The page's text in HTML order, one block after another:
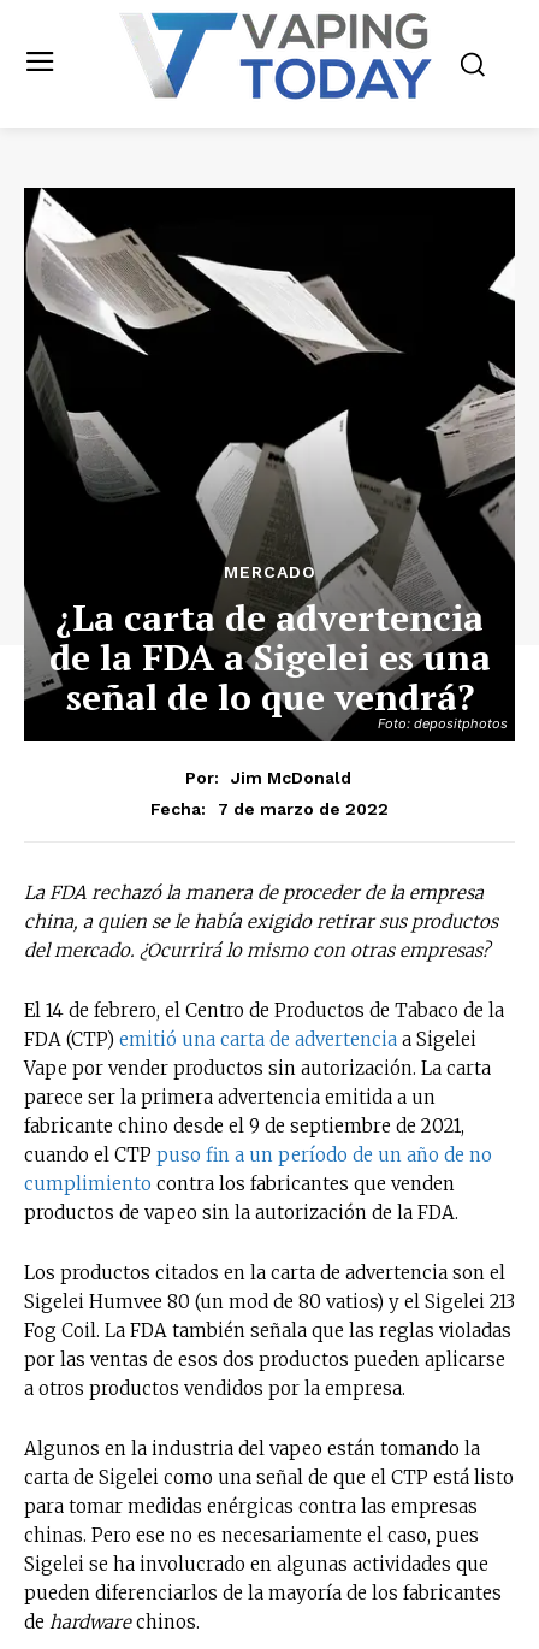
Foto: depositphotos
MERCADO
¿La carta de advertencia
de la FDA a Sigelei es una
señal de lo que vendrá?
Por:
Jim McDonald
Fecha:
7 de marzo de 2022
La FDA rechazó la manera de proceder de la empresa
china, a quien se le había exigido retirar sus productos
del mercado. ¿Ocurrirá lo mismo con otras empresas?
El 14 de febrero, el Centro de Productos de Tabaco de la
FDA (CTP) emitió una carta de advertencia a Sigelei
Vape por vender productos sin autorización. La carta
parece ser la primera advertencia emitida a un
fabricante chino desde el 9 de septiembre de 2021,
cuando el CTP puso fin a un período de un año de no
cumplimiento contra los fabricantes que venden
productos de vapeo sin la autorización de la FDA.
Los productos citados en la carta de advertencia son el
Sigelei Humvee 80 (un mod de 80 vatios) y el Sigelei 213
Fog Coil. La FDA también señala que las reglas violadas
por las ventas de esos dos productos pueden aplicarse
a otros productos vendidos por la empresa.
Algunos en la industria del vapeo están tomando la
carta de Sigelei como una señal de que el CTP está listo
para tomar medidas enérgicas contra las empresas
chinas. Pero ese no es necesariamente el caso, pues
Sigelei se ha involucrado en algunas actividades que
pueden diferenciarlos de la mayoría de los fabricantes
de hardwarechinos.